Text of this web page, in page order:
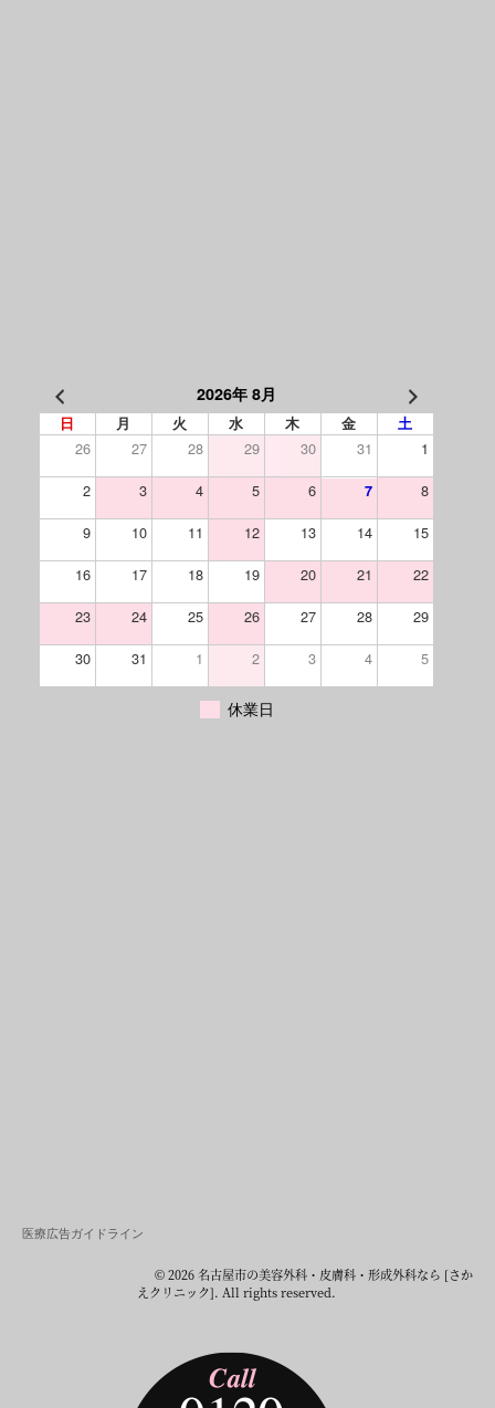
2026年 8月
日 月 火 水 木 金 土
26 27 28 29 30 31
1
2
3 4 5 6 7
8
9
10 11 12 13 14
15
16
17 18 19 20 21
22
23
24 25 26 27 28
29
30
31 1 2 3 4 5
休業日
医療広告ガイドライン
© 2026 名古屋市の美容外科・皮膚科・形成外科なら [さか
えクリニック]. All rights reserved.